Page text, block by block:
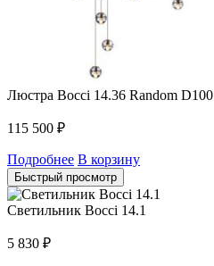
Люстра Bocci 14.36 Random D100
115 500 ₽
Подробнее В корзину
Быстрый просмотр
Светильник Bocci 14.1
5 830 ₽